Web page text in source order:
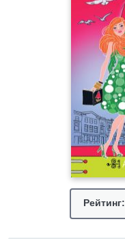
Рейтинг: